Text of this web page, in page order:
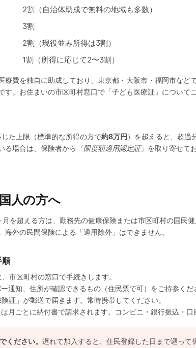
2割（自治体助成で無料の地域も多数）
3割
2割（現役並み所得は3割）
1割（所得に応じて2〜3割）
療費を独自に助成しており、東京都・大阪市・福岡市など
す。お住まいの市区町村窓口で「子ども医療証」について
た上限（標準的な所得の方で約8万円）を超えると、超過
る場合は、保険者から
「限度額適用認定証」 を取り寄せて
人の方へ
を超える方は、勤務先の健康保険または市区町村の国民
海外の民間保険による「適用除外」はできません。
順
市区町村の窓口で手続きします。
通知、住所が確認できるもの（住民票で可）をご持参くだ
証」が郵送で届きます。常時携帯してください。
月ごとに納付書で請求されます。コンビニ・銀行振込・口
ください。 遅れて加入すると、住民登録した日まで遡って